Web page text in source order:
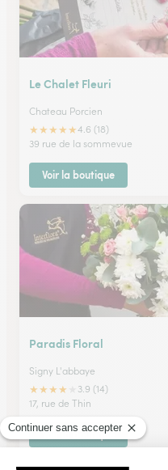
Le Chalet Fleuri
Chateau Porcien
★★★★★4.6 (18)
39 rue de la sommevue
Voir la boutique
Paradis Floral
Signy L'abbaye
★★★★
3.9 (14)
17, rue de Thin
Voir la boutique